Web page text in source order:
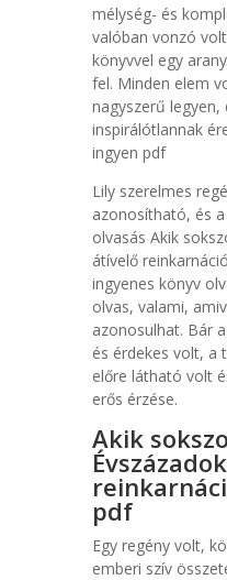
mélység- és
valóban vonzó
könyvvel egy
fel. Minden elem
nagyszerű legyen,
inspirálótlannak
ingyen pdf
Lily szerelmes
azonosítható, és
olvasás Akik
átívelő
ingyenes könyv
olvas, valami,
azonosulhat. Bár
és érdekes volt, a
előre látható volt
erős érzése.
Akik
pdf
Egy regény volt,
emberi szív